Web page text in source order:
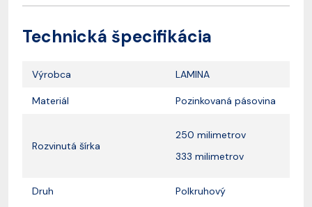
Technická špecifikácia
Výrobca LAMINA
Materiál Pozinkovaná pásovina
Rozvinutá šírka
250 milimetrov
333 milimetrov
Druh Polkruhový